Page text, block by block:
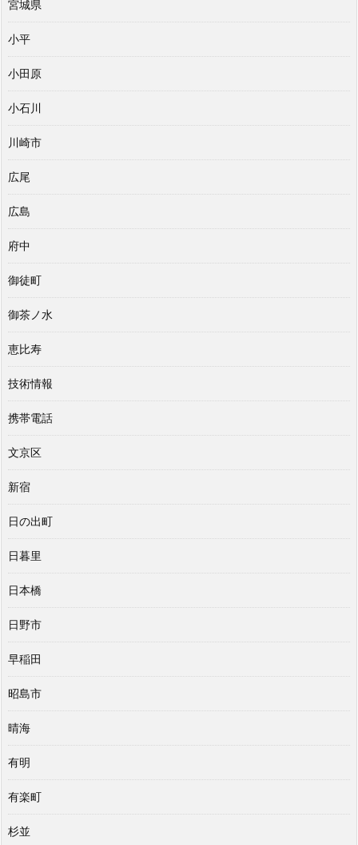
宮城県
小平
小田原
小石川
川崎市
広尾
広島
府中
御徒町
御茶ノ水
恵比寿
技術情報
携帯電話
文京区
新宿
日の出町
日暮里
日本橋
日野市
早稲田
昭島市
晴海
有明
有楽町
杉並